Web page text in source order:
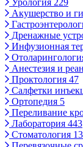
Урология 229
Акушерство и
Дренажные
Инфузионная
Анестезия и
Проктология 47
Салфетки
Ортопедия 5
Переливание
Лаборатория 443
Стоматология